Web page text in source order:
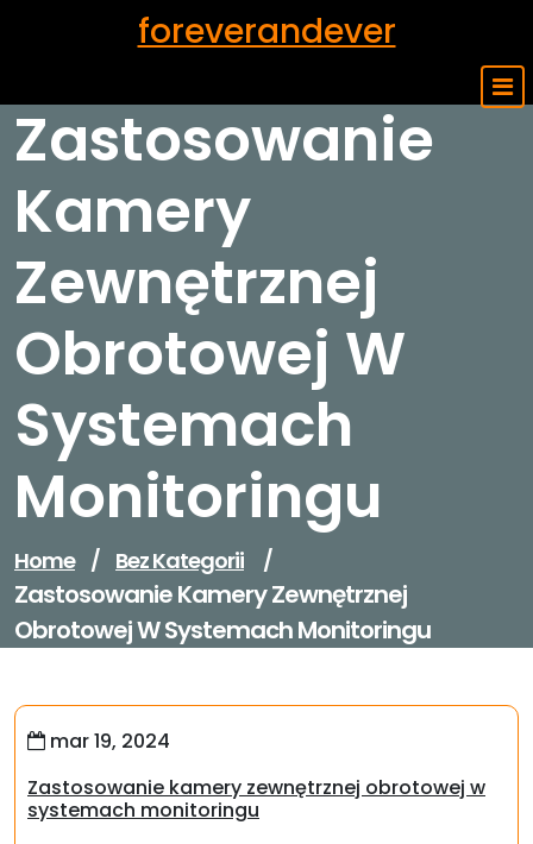
foreverandever
Zastosowanie
Kamery
Zewnętrznej
Obrotowej W
Systemach
Monitoringu
Home / Bez Kategorii /
Zastosowanie Kamery Zewnętrznej
Obrotowej W Systemach Monitoringu
mar 19, 2024
Zastosowanie kamery zewnętrznej obrotowej w
systemach monitoringu